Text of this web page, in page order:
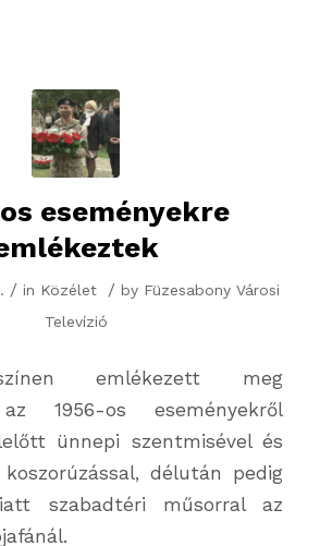
eseményekre
/ in Közélet / by Füzesabony Városi
Televízió
emlékezett meg
az 1956-os eseményekről
ünnepi szentmisével és
délután pedig
szabadtéri műsorral az